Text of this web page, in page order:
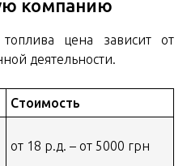
компанию
цена зависит от
деятельности.
Стоимость
от 18 р.д. – от 5000 грн